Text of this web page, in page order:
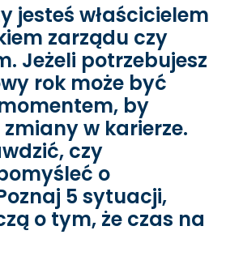
jesteś właścicielem
zarządu czy
Jeżeli potrzebujesz
rok może być
by
w karierze.
czy
o
5 sytuacji,
o tym, że czas na